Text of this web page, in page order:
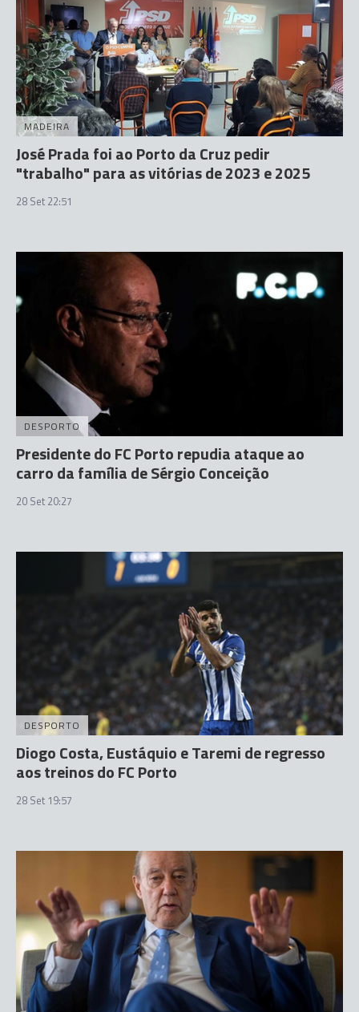
MADEIRA
José Prada foi ao Porto da Cruz pedir
"trabalho" para as vitórias de 2023 e 2025
28 Set 22:51
DESPORTO
Presidente do FC Porto repudia ataque ao
carro da família de Sérgio Conceição
20 Set 20:27
DESPORTO
Diogo Costa, Eustáquio e Taremi de regresso
aos treinos do FC Porto
28 Set 19:57